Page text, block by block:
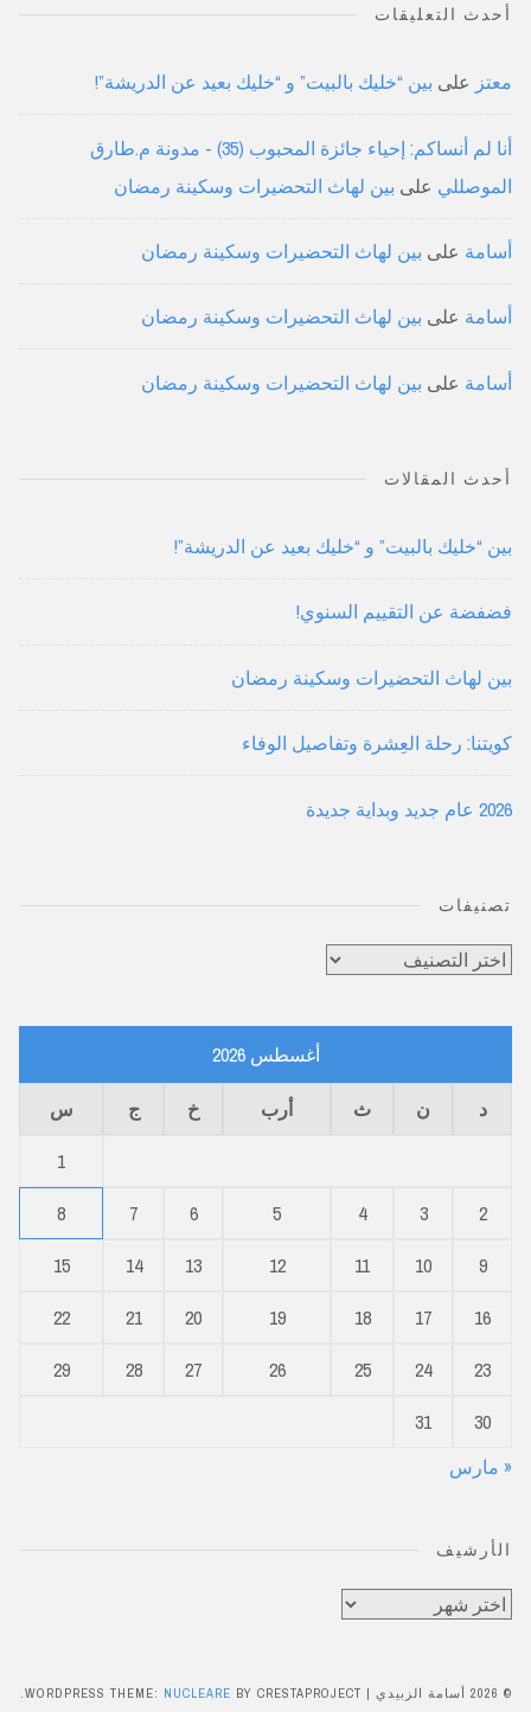
أحدث التعليقات
معتز على بين “خليك بالبيت” و “خليك بعيد عن الدريشة”!
أنا لم أنساكم: إحياء جائزة المحبوب (35) - مدونة م.طارق
الموصللي على بين لهاث التحضيرات وسكينة رمضان
أسامة على بين لهاث التحضيرات وسكينة رمضان
أسامة على بين لهاث التحضيرات وسكينة رمضان
أسامة على بين لهاث التحضيرات وسكينة رمضان
أحدث المقالات
بين “خليك بالبيت” و “خليك بعيد عن الدريشة”!
فضفضة عن التقييم السنوي!
بين لهاث التحضيرات وسكينة رمضان
كويتنا: رحلة العِشرة وتفاصيل الوفاء
2026 عام جديد وبداية جديدة
تصنيفات
تصنيفات
أغسطس 2026
د ن ث أرب خ ج
س
1
2
3
4
5
6
7
8
9
10
11
12
13
14
15
16
17
18
19
20
21
22
23
24
25
26
27
28
29
30
31
« مارس
الأرشيف
الأرشيف
© 2026 أسامة الزبيدي |
WORDPRESS THEME: NUCLEARE BY CRESTAPROJECT.